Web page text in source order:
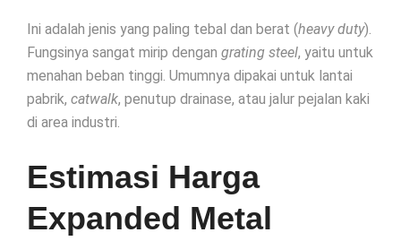
Ini adalah jenis yang paling tebal dan berat (heavy duty).
Fungsinya sangat mirip dengan grating steel, yaitu untuk
menahan beban tinggi. Umumnya dipakai untuk lantai
pabrik, catwalk, penutup drainase, atau jalur pejalan kaki
di area industri.
Estimasi Harga
Expanded Metal